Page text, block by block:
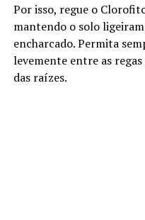
Por isso, regue o
mantendo o solo
encharcado. Permita
levemente entre as
das raízes.